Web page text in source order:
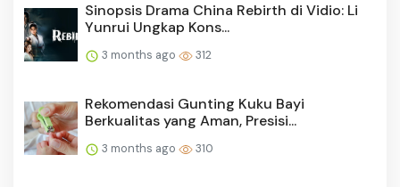
Sinopsis Drama China Rebirth di Vidio: Li
Yunrui Ungkap Kons...
3 months ago 312
Rekomendasi Gunting Kuku Bayi
Berkualitas yang Aman, Presisi...
3 months ago 310